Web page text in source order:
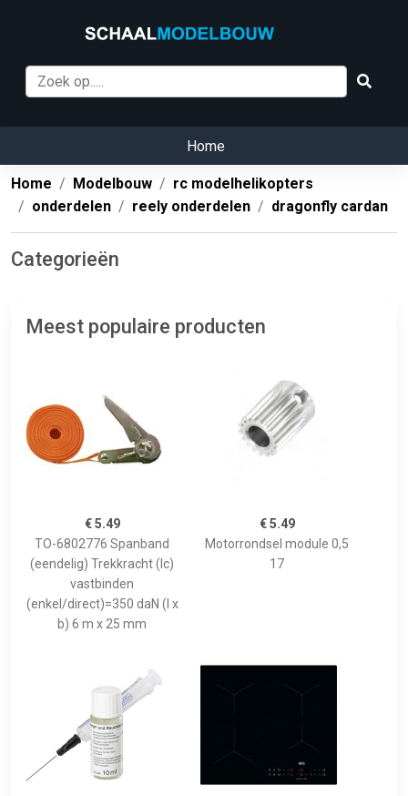
Home
Home Modelbouw
rc modelhelikopters
onderdelen
reely onderdelen dragonfly cardan
Categorieën
Meest populaire producten
€ 5.49
TO-6802776 Spanband
(eendelig) Trekkracht (lc)
vastbinden
(enkel/direct)=350 daN (l x
b) 6 m x 25 mm
€ 5.49
Motorrondsel module 0,5
17